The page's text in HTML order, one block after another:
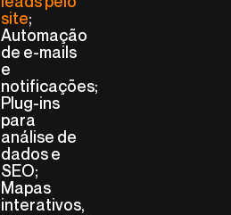
site;
Automação
de e-mails
e
notificações;
Plug-ins
para
análise de
dados e
SEO;
Mapas
interativos,